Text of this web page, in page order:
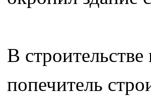
В
попечитель